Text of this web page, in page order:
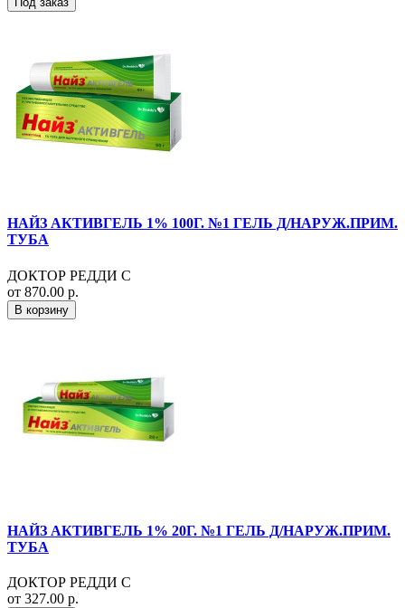
НАЙЗ АКТИВГЕЛЬ 1% 100Г. №1 ГЕЛЬ Д/НАРУЖ.ПРИМ.
ТУБА
ДОКТОР РЕДДИ С
от 870.00 р.
В корзину
НАЙЗ АКТИВГЕЛЬ 1% 20Г. №1 ГЕЛЬ Д/НАРУЖ.ПРИМ.
ТУБА
ДОКТОР РЕДДИ С
от 327.00 р.